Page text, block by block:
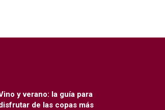
y verano: la guía para
de las copas más